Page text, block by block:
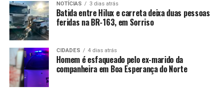
NOTÍCIAS 3 dias atrás
Batida entre Hilux e carreta deixa duas pessoas
feridas na BR-163, em Sorriso
CIDADES 4 dias atrás
Homem é esfaqueado pelo ex-marido da
companheira em Boa Esperança do Norte